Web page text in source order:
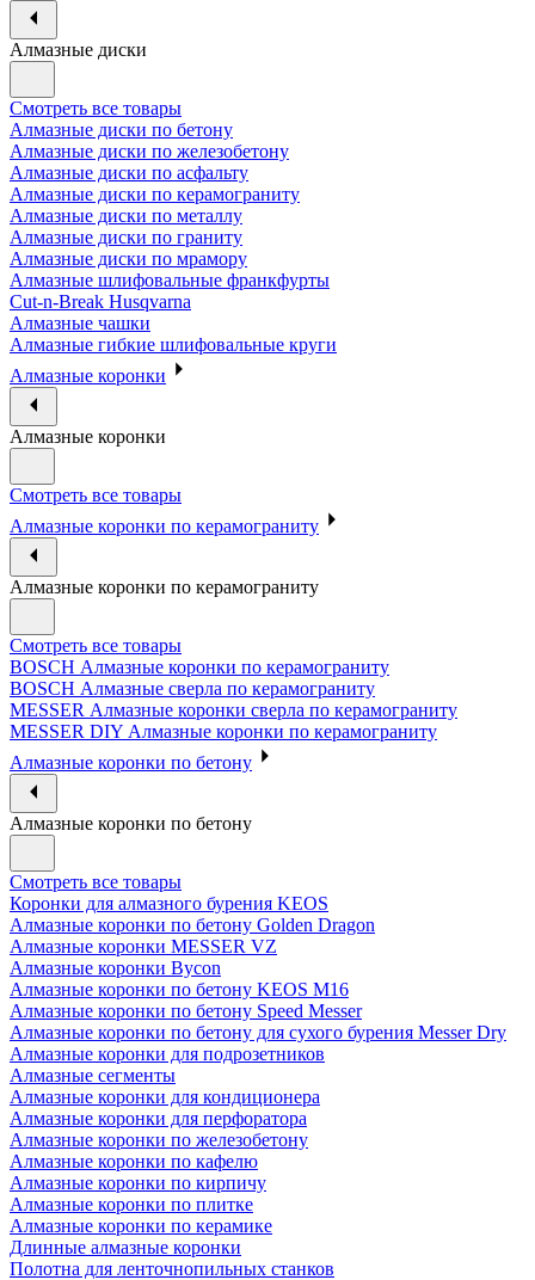
Алмазные диски
Смотреть все товары
Алмазные диски по бетону
Алмазные диски по железобетону
Алмазные диски по асфальту
Алмазные диски по керамограниту
Алмазные диски по металлу
Алмазные диски по граниту
Алмазные диски по мрамору
Алмазные шлифовальные франкфурты
Cut-n-Break Husqvarna
Алмазные чашки
Алмазные гибкие шлифовальные круги
Алмазные коронки
Алмазные коронки
Смотреть все товары
Алмазные коронки по керамограниту
Алмазные коронки по керамограниту
Смотреть все товары
BOSCH Алмазные коронки по керамограниту
BOSCH Алмазные сверла по керамограниту
MESSER Алмазные коронки сверла по керамограниту
MESSER DIY Алмазные коронки по керамограниту
Алмазные коронки по бетону
Алмазные коронки по бетону
Смотреть все товары
Коронки для алмазного бурения KEOS
Алмазные коронки по бетону Golden Dragon
Алмазные коронки MESSER VZ
Алмазные коронки Bycon
Алмазные коронки по бетону KEOS M16
Алмазные коронки по бетону Speed Messer
Алмазные коронки по бетону для сухого бурения Messer Dry
Алмазные коронки для подрозетников
Алмазные сегменты
Алмазные коронки для кондиционера
Алмазные коронки для перфоратора
Алмазные коронки по железобетону
Алмазные коронки по кафелю
Алмазные коронки по кирпичу
Алмазные коронки по плитке
Алмазные коронки по керамике
Длинные алмазные коронки
Полотна для ленточнопильных станков